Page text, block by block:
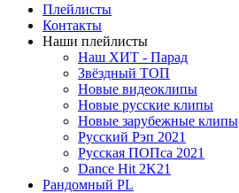
Плейлисты
Контакты
Наши плейлисты
Наш ХИТ - Парад
Звёздный ТОП
Новые видеоклипы
Новые русские клипы
Новые зарубежные клипы
Русский Рэп 2021
Русская ПОПса 2021
Dance Hit 2K21
Рандомный PL